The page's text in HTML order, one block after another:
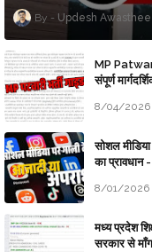
Updesh Awasthee
MP
संपूर्ण
8/04/2026
सोशल
का
8/01/2026
मध्य प्रदेश
सरकार से